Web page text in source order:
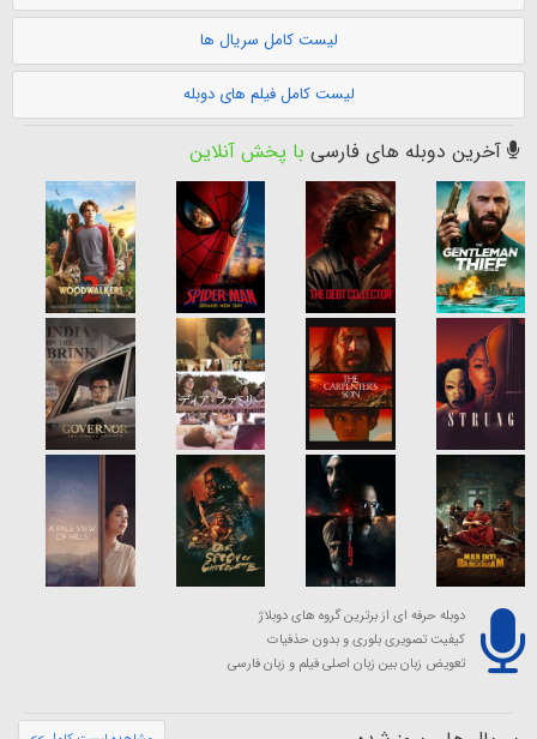
لیست کامل سریال ها
لیست کامل فیلم های دوبله
آخرین دوبله های فارسی با پخش آنلاین
دوبله حرفه ای از برترین گروه های دوبلاژ
کیفیت تصویری بلوری و بدون حذفیات
تعویض زبان بین زبان اصلی فیلم و زبان فارسی